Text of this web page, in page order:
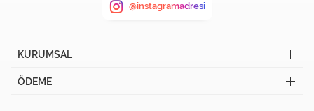
@instagramadresi
KURUMSAL
ÖDEME